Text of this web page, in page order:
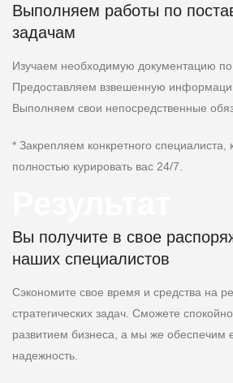
Выполняем работы по
задачам
Изучаем необходимую документацию по
Предоставляем взвешенную
Выполняем свои непосредственные
* Закрепляем конкретного специалиста,
полностью курировать вас 24/7.
Вы получите в свое
наших специалистов
Сэкономите свое время и средства на
стратегических задач. Сможете
развитием бизнеса, а мы же обеспечим
надежность.